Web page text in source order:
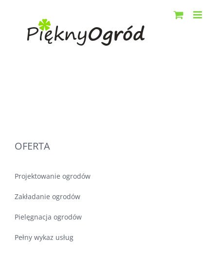
zawartości
OFERTA
Projektowanie ogrodów
Zakładanie ogrodów
Pielęgnacja ogrodów
Pełny wykaz usług